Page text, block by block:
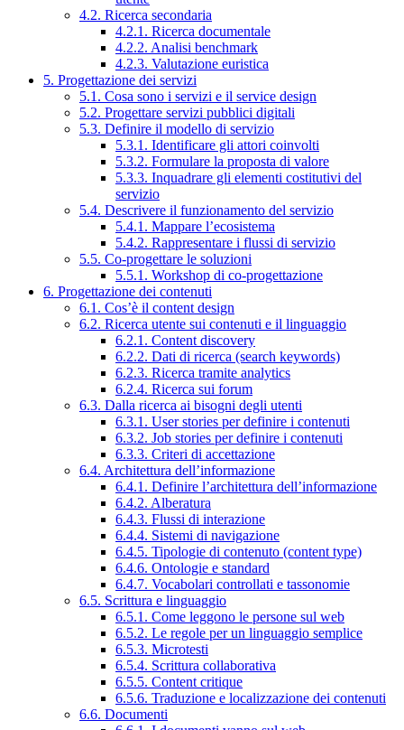
4.2. Ricerca secondaria
4.2.1. Ricerca documentale
4.2.2. Analisi benchmark
4.2.3. Valutazione euristica
5. Progettazione dei servizi
5.1. Cosa sono i servizi e il service design
5.2. Progettare servizi pubblici digitali
5.3. Definire il modello di servizio
5.3.1. Identificare gli attori coinvolti
5.3.2. Formulare la proposta di valore
5.3.3. Inquadrare gli elementi costitutivi del
servizio
5.4. Descrivere il funzionamento del servizio
5.4.1. Mappare l’ecosistema
5.4.2. Rappresentare i flussi di servizio
5.5. Co-progettare le soluzioni
5.5.1. Workshop di co-progettazione
6. Progettazione dei contenuti
6.1. Cos’è il content design
6.2. Ricerca utente sui contenuti e il linguaggio
6.2.1. Content discovery
6.2.2. Dati di ricerca (search keywords)
6.2.3. Ricerca tramite analytics
6.2.4. Ricerca sui forum
6.3. Dalla ricerca ai bisogni degli utenti
6.3.1. User stories per definire i contenuti
6.3.2. Job stories per definire i contenuti
6.3.3. Criteri di accettazione
6.4. Architettura dell’informazione
6.4.1. Definire l’architettura dell’informazione
6.4.2. Alberatura
6.4.3. Flussi di interazione
6.4.4. Sistemi di navigazione
6.4.5. Tipologie di contenuto (content type)
6.4.6. Ontologie e standard
6.4.7. Vocabolari controllati e tassonomie
6.5. Scrittura e linguaggio
6.5.1. Come leggono le persone sul web
6.5.2. Le regole per un linguaggio semplice
6.5.3. Microtesti
6.5.4. Scrittura collaborativa
6.5.5. Content critique
6.5.6. Traduzione e localizzazione dei contenuti
6.6. Documenti